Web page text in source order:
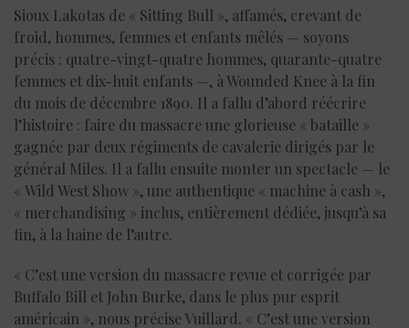
Sioux Lakotas de « Sitting Bull », affamés, crevant de
froid, hommes, femmes et enfants mêlés — soyons
précis : quatre-vingt-quatre hommes, quarante-quatre
femmes et dix-huit enfants —, à Wounded Knee à la fin
du mois de décembre 1890. Il a fallu d’abord réécrire
l’histoire : faire du massacre une glorieuse « bataille »
gagnée par deux régiments de cavalerie dirigés par le
général Miles. Il a fallu ensuite monter un spectacle — le
« Wild West Show », une authentique « machine à cash »,
« merchandising » inclus, entièrement dédiée, jusqu’à sa
fin, à la haine de l’autre.
« C’est une version du massacre revue et corrigée par
Buffalo Bill et John Burke, dans le plus pur esprit
américain », nous précise Vuillard. « C’est une version